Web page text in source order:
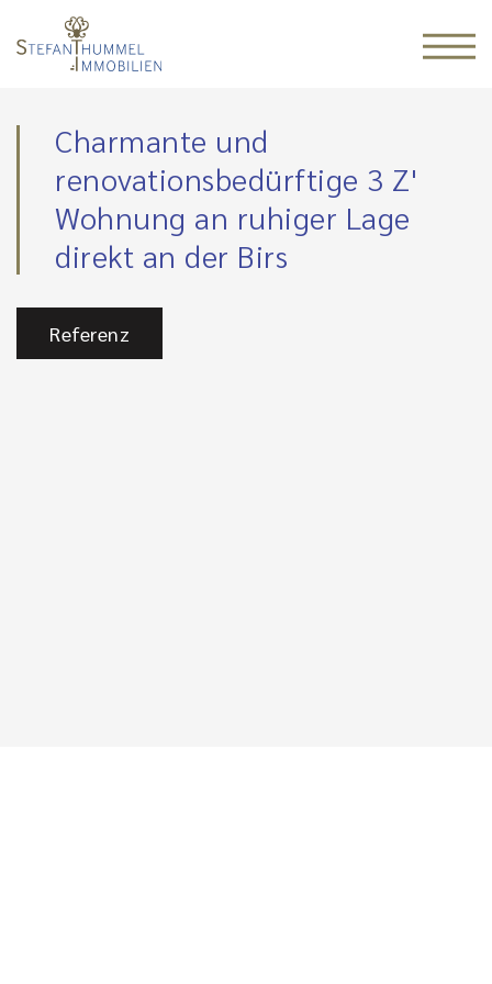
Charmante und
renovationsbedürftige 3 Z'
Wohnung an ruhiger Lage
direkt an der Birs
Referenz